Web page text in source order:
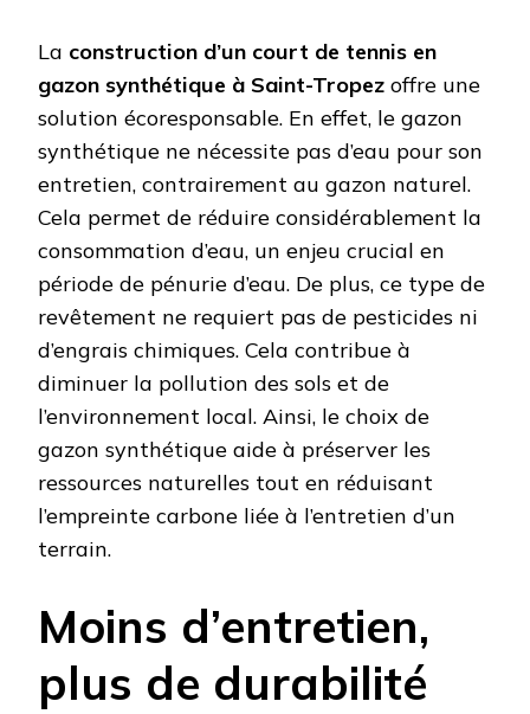
La construction d’un court de tennis en
gazon synthétique à Saint-Tropez offre une
solution écoresponsable. En effet, le gazon
synthétique ne nécessite pas d’eau pour son
entretien, contrairement au gazon naturel.
Cela permet de réduire considérablement la
consommation d’eau, un enjeu crucial en
période de pénurie d’eau. De plus, ce type de
revêtement ne requiert pas de pesticides ni
d’engrais chimiques. Cela contribue à
diminuer la pollution des sols et de
l’environnement local. Ainsi, le choix de
gazon synthétique aide à préserver les
ressources naturelles tout en réduisant
l’empreinte carbone liée à l’entretien d’un
terrain.
Moins d’entretien,
plus de durabilité